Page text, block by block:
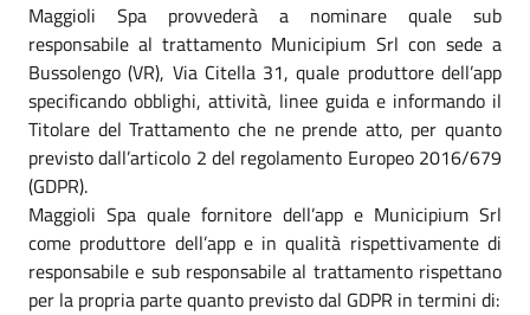
Maggioli Spa provvederà a nominare quale sub
responsabile al trattamento Municipium Srl con sede a
Bussolengo (VR), Via Citella 31, quale produttore dell’app
specificando obblighi, attività, linee guida e informando il
Titolare del Trattamento che ne prende atto, per quanto
previsto dall’articolo 2 del regolamento Europeo 2016/679
(GDPR).
Maggioli Spa quale fornitore dell’app e Municipium Srl
come produttore dell’app e in qualità rispettivamente di
responsabile e sub responsabile al trattamento rispettano
per la propria parte quanto previsto dal GDPR in termini di: